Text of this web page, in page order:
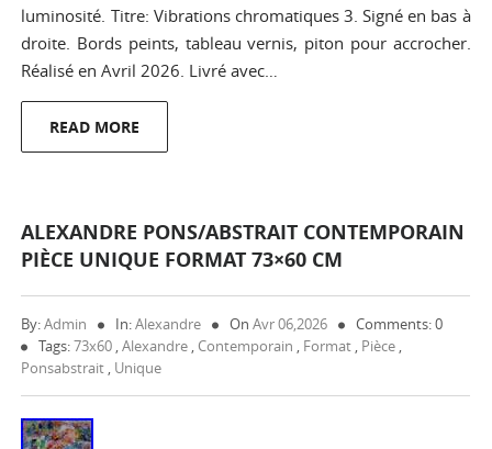
luminosité. Titre: Vibrations chromatiques 3. Signé en bas à
droite. Bords peints, tableau vernis, piton pour accrocher.
Réalisé en Avril 2026. Livré avec…
READ MORE
ALEXANDRE PONS/ABSTRAIT CONTEMPORAIN
PIÈCE UNIQUE FORMAT 73×60 CM
By:Admin In:Alexandre OnAvr 06,2026
Comments: 0
Tags:73x60 ,Alexandre , Contemporain , Format , Pièce ,
Ponsabstrait , Unique